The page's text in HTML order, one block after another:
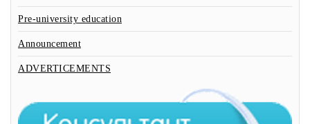
Pre-university education
Announcement
ADVERTICEMENTS